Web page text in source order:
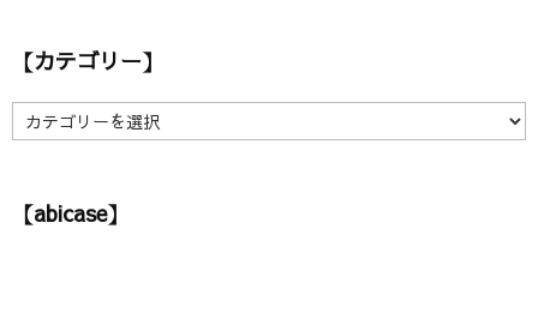
イ【カテゴリー】
【
カ
リ【abicase】